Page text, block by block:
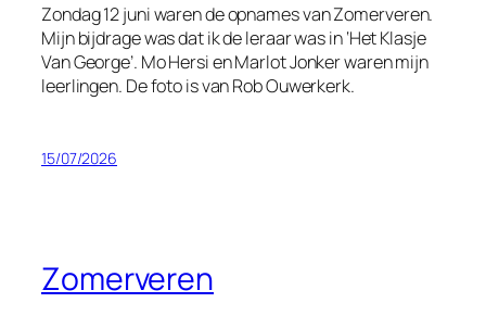
Zondag 12 juni waren de opnames vanZomerveren.
Mijn bijdrage was dat ik de leraar was in ‘Het Klasje
Van George’. Mo Hersi en Marlot Jonker waren mijn
leerlingen. De foto is van Rob Ouwerkerk.
15/07/2026
Zomerveren